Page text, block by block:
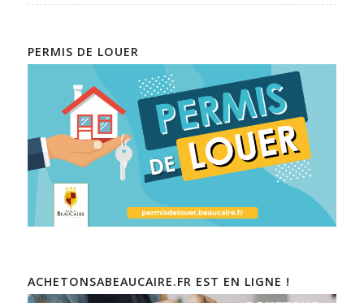
PERMIS DE LOUER
ACHETONSABEAUCAIRE.FR EST EN LIGNE !